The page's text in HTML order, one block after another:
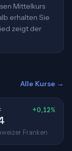
Mittelkurs
erhalten Sie
zeigt der
Alle Kurse →
+0,12%
Franken